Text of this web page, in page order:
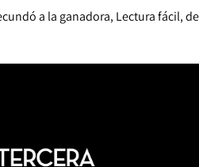
a la ganadora, Lectura fácil, de